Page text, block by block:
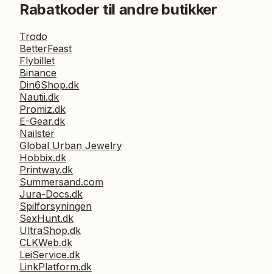
Rabatkoder til andre butikker
Trodo
BetterFeast
Flybillet
Binance
Din6Shop.dk
Nautii.dk
Promiz.dk
E-Gear.dk
Nailster
Global Urban Jewelry
Hobbix.dk
Printway.dk
Summersand.com
Jura-Docs.dk
Spilforsyningen
SexHunt.dk
UltraShop.dk
CLKWeb.dk
LeiService.dk
LinkPlatform.dk